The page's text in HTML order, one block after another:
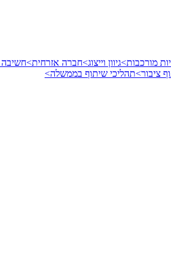
מורכבות>גיוון וייצוג>חברה אזרחית>
ציבור>תהליכי שיתוף בממשלה>